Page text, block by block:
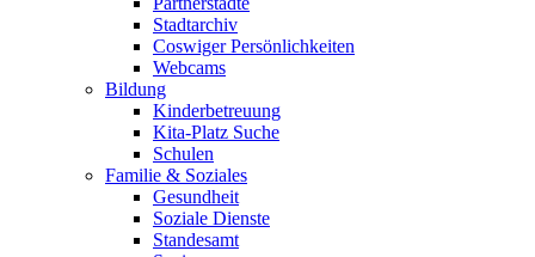
Stadtarchiv
Coswiger Persönlichkeiten
Webcams
Bildung
Kinderbetreuung
Kita-Platz Suche
Schulen
Familie & Soziales
Gesundheit
Soziale Dienste
Standesamt